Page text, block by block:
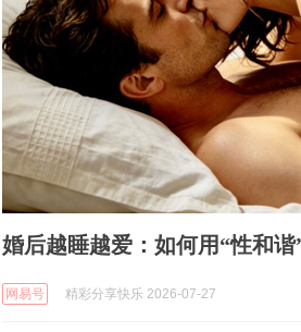
婚后越睡越爱：如何用“性和谐
网易号 精彩分享快乐 2026-07-27